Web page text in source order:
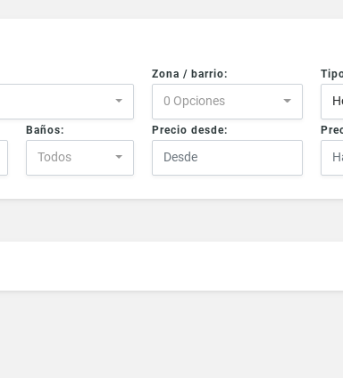
Zona / barrio:
0 Opciones
Baños:
Todos
Precio desde: